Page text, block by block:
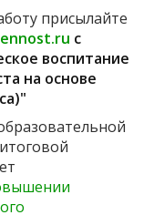
присылайте
с
воспитание
на основе